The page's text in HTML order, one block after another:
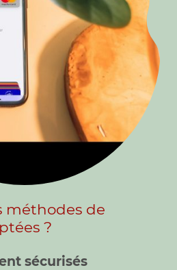
méthodes de
?
sécurisés